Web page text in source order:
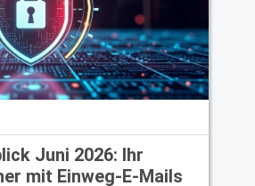
Juni 2026: Ihr
mit Einweg-E-Mails